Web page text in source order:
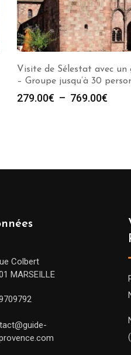
Visite de Sélestat avec un
– Groupe jusqu’à 30
279.00€ – 769.00€
Colbert
MARSEILLE